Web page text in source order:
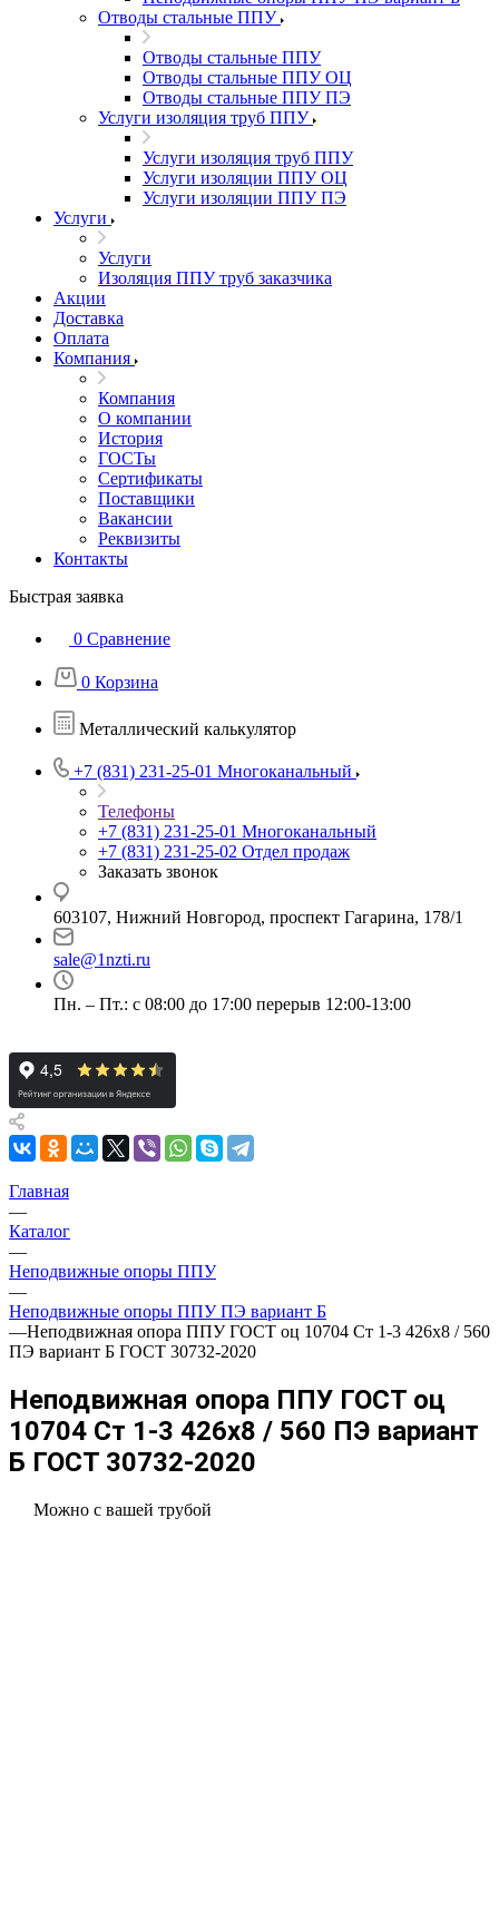
Отводы стальные ППУ
Отводы стальные ППУ
Отводы стальные ППУ ОЦ
Отводы стальные ППУ ПЭ
Услуги изоляция труб ППУ
Услуги изоляция труб ППУ
Услуги изоляции ППУ ОЦ
Услуги изоляции ППУ ПЭ
Услуги
Услуги
Изоляция ППУ труб заказчика
Акции
Доставка
Оплата
Компания
Компания
О компании
История
ГОСТы
Сертификаты
Поставщики
Вакансии
Реквизиты
Контакты
Быстрая заявка
0 Сравнение
0 Корзина
Металлический калькулятор
+7 (831) 231-25-01 Многоканальный
Телефоны
+7 (831) 231-25-01 Многоканальный
+7 (831) 231-25-02 Отдел продаж
Заказать звонок
603107, Нижний Новгород, проспект Гагарина, 178/1
sale@1nzti.ru
Пн. – Пт.: с 08:00 до 17:00 перерыв 12:00-13:00
Главная
—
Каталог
—
Неподвижные опоры ППУ
—
Неподвижные опоры ППУ ПЭ вариант Б
—Неподвижная опора ППУ ГОСТ оц 10704 Ст 1-3 426x8 / 560
ПЭ вариант Б ГОСТ 30732-2020
Неподвижная опора ППУ ГОСТ оц
10704 Ст 1-3 426x8 / 560 ПЭ вариант
Б ГОСТ 30732-2020
Можно с вашей трубой